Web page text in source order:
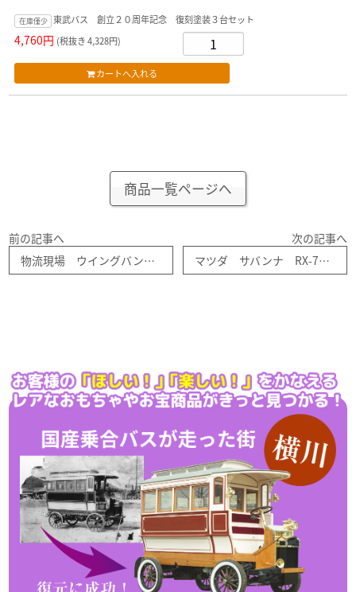
在庫僅少 東武バス 創立２０周年記念 復刻塗装３台セット
4,760円 (税抜き 4,328円)
商品一覧ページへ
前の記事へ
物流現場 ウイングバンセット AWing トミーテック 1/150
次の記事へ
マツダ サバンナ RX-7 GT-X （８９年式） Lv-ｎ１９２ｈ